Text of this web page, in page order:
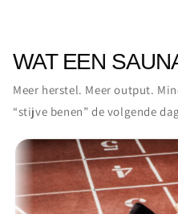
WAT EEN
Meer herstel. Meer output.
“stijve benen” de volgende